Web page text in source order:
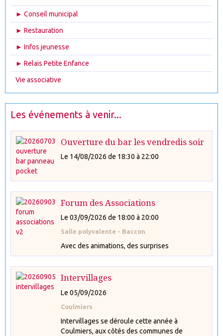
► Conseil municipal
► Restauration
► Infos jeunesse
► Relais Petite Enfance
Vie associative
Les événements à venir...
Ouverture du bar les vendredis soir
Le 14/08/2026 de 18:30 à 22:00
Forum des Associations
Le 03/09/2026 de 18:00 à 20:00
Salle polyvalente - Baccon
Avec des animations, des surprises
Intervillages
Le 05/09/2026
Coulmiers
Intervillages se déroule cette année à
Coulmiers, aux côtés des communes de